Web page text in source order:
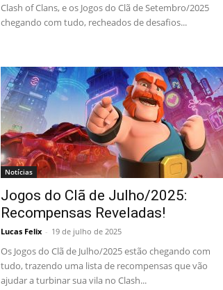
Clash of Clans, e os Jogos do Clã de Setembro/2025
chegando com tudo, recheados de desafios...
Notícias
Jogos do Clã de Julho/2025:
Recompensas Reveladas!
Lucas Felix - 19 de julho de 2025
Os Jogos do Clã de Julho/2025 estão chegando com
tudo, trazendo uma lista de recompensas que vão
ajudar a turbinar sua vila no Clash...